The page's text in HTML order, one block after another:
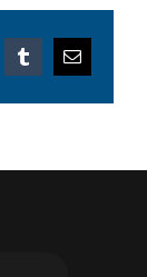
TumblrEmail